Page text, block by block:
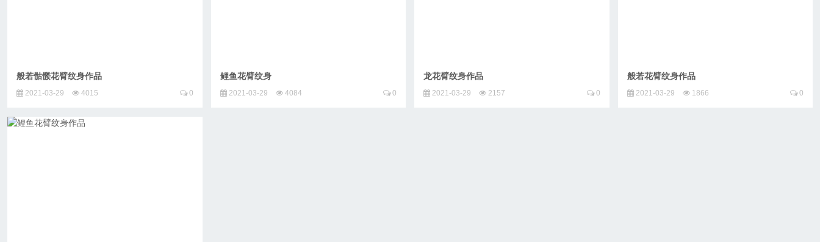
般若骷髅花臂纹身作品
2021-03-29 4015 0
鲤鱼花臂纹身
2021-03-29 4084 0
龙花臂纹身作品
2021-03-29 2157 0
般若花臂纹身作品
2021-03-29 1866 0